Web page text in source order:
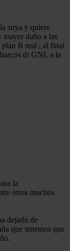
suya y quiere
daño a las
plan B real ; al final
dr GNL a la
la
otros muchos
dejado de
que tenemos que